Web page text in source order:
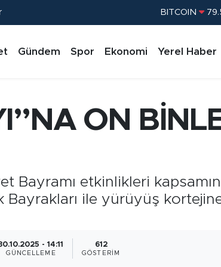
DOLAR
STERLİN
BITCOIN
Gündem Spor Ekonomi Yerel Haber
ON
Bayramı etkinlikleri
ile yürüyüş
- 14:11
GÜNCELLEME
612
GÖSTERIM